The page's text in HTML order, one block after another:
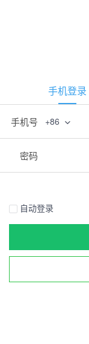
手机登录
手机号 +86
密码
自动登录